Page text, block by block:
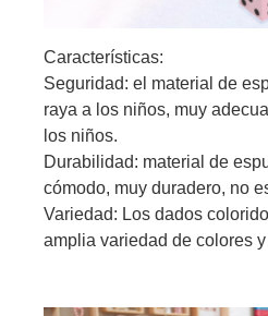
Características:
Seguridad: el material de
raya a los niños, muy
los niños.
Durabilidad: material de
cómodo, muy duradero, no
Variedad: Los dados
amplia variedad de colores